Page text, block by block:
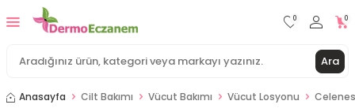
Ara
0 0
Anasayfa Cilt Bakımı Vücut Bakımı Vücut Losyonu